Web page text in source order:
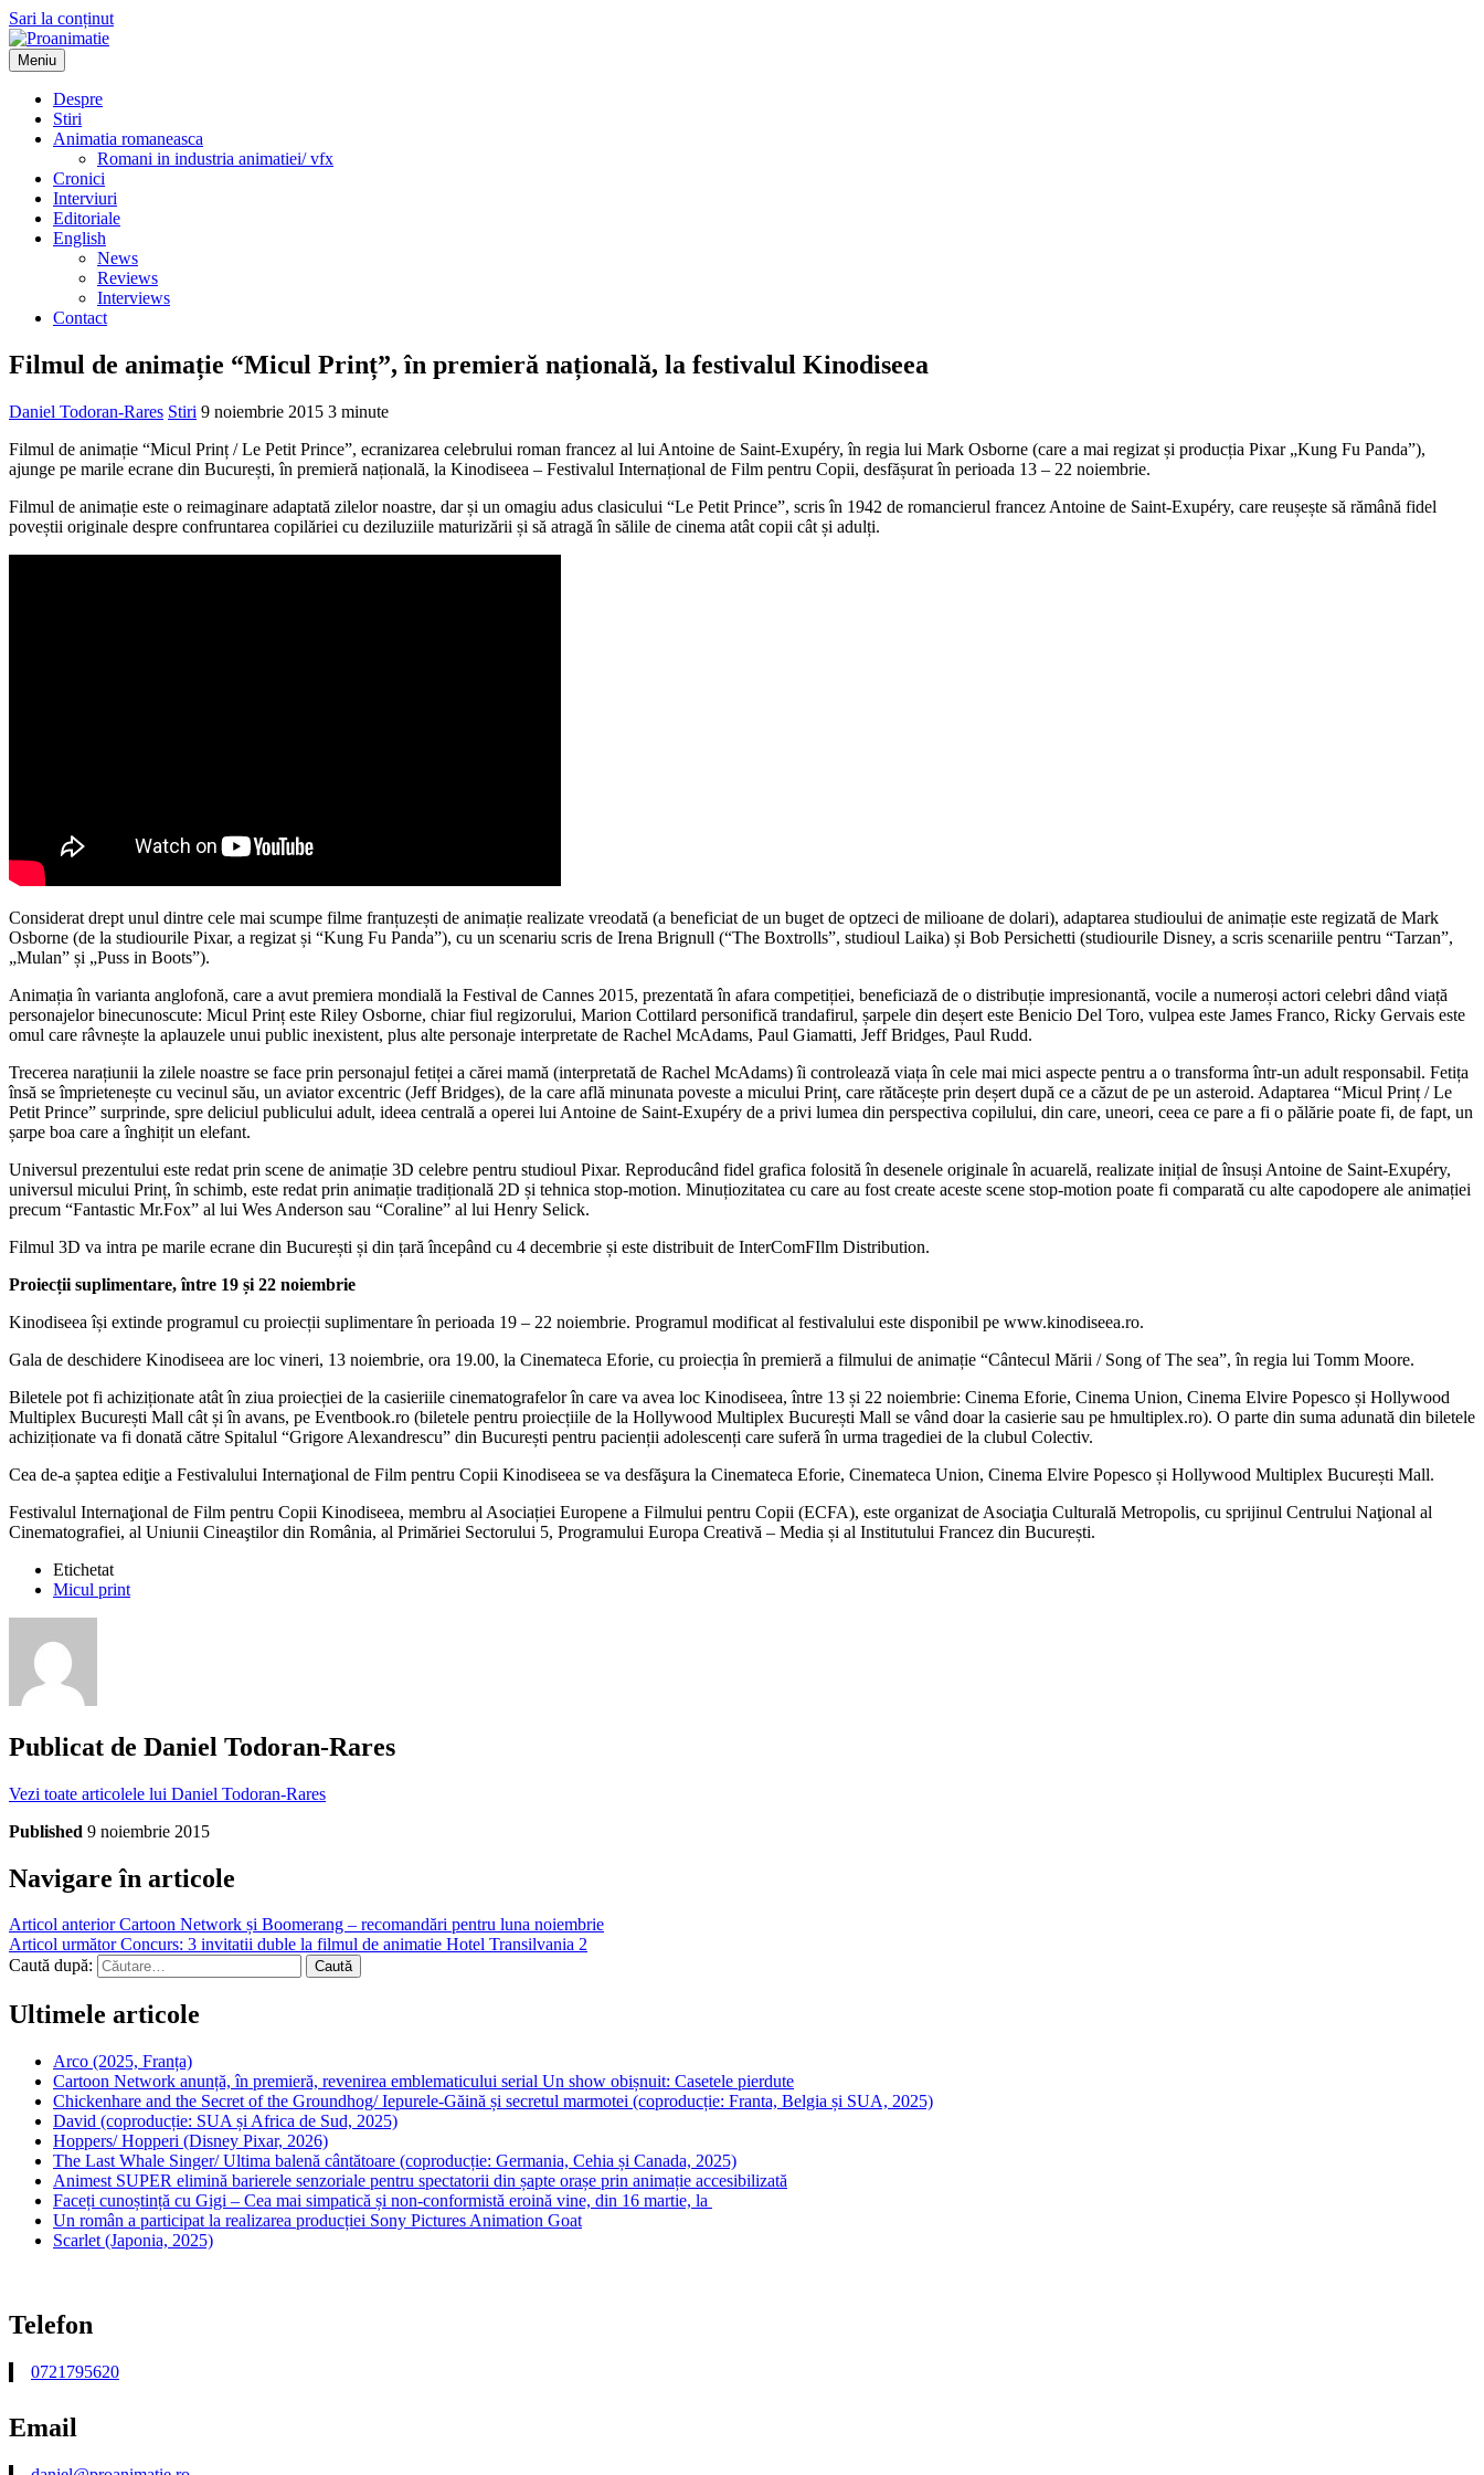
Sari la conținut
Proanimatie
Stiri despre filme de animatie
Meniu
Despre
Stiri
Animatia romaneasca
Romani in industria animatiei/ vfx
Cronici
Interviuri
Editoriale
English
News
Reviews
Interviews
Contact
Filmul de animație “Micul Prinț”, în premieră națională, la festivalul Kinodiseea
Daniel Todoran-Rares Stiri 9 noiembrie 2015 3 minute
Filmul de animație “Micul Prinț / Le Petit Prince”, ecranizarea celebrului roman francez al lui Antoine de Saint-Exupéry, în regia lui Mark Osborne (care a mai regizat și producția Pixar „Kung Fu Panda”),
ajunge pe marile ecrane din București, în premieră națională, la Kinodiseea – Festivalul Internațional de Film pentru Copii, desfășurat în perioada 13 – 22 noiembrie.
Filmul de animație este o reimaginare adaptată zilelor noastre, dar și un omagiu adus clasicului “Le Petit Prince”, scris în 1942 de romancierul francez Antoine de Saint-Exupéry, care reușește să rămână fidel
poveștii originale despre confruntarea copilăriei cu deziluziile maturizării și să atragă în sălile de cinema atât copii cât și adulți.
Considerat drept unul dintre cele mai scumpe filme franțuzești de animație realizate vreodată (a beneficiat de un buget de optzeci de milioane de dolari), adaptarea studioului de animație este regizată de Mark
Osborne (de la studiourile Pixar, a regizat și “Kung Fu Panda”), cu un scenariu scris de Irena Brignull (“The Boxtrolls”, studioul Laika) și Bob Persichetti (studiourile Disney, a scris scenariile pentru “Tarzan”,
„Mulan” și „Puss in Boots”).
Animația în varianta anglofonă, care a avut premiera mondială la Festival de Cannes 2015, prezentată în afara competiției, beneficiază de o distribuție impresionantă, vocile a numeroși actori celebri dând viață
personajelor binecunoscute: Micul Prinț este Riley Osborne, chiar fiul regizorului, Marion Cottilard personifică trandafirul, șarpele din deșert este Benicio Del Toro, vulpea este James Franco, Ricky Gervais este
omul care râvnește la aplauzele unui public inexistent, plus alte personaje interpretate de Rachel McAdams, Paul Giamatti, Jeff Bridges, Paul Rudd.
Trecerea narațiunii la zilele noastre se face prin personajul fetiței a cărei mamă (interpretată de Rachel McAdams) îi controlează viața în cele mai mici aspecte pentru a o transforma într-un adult responsabil. Fetița
însă se împrietenește cu vecinul său, un aviator excentric (Jeff Bridges), de la care află minunata poveste a micului Prinț, care rătăcește prin deșert după ce a căzut de pe un asteroid. Adaptarea “Micul Prinț / Le
Petit Prince” surprinde, spre deliciul publicului adult, ideea centrală a operei lui Antoine de Saint-Exupéry de a privi lumea din perspectiva copilului, din care, uneori, ceea ce pare a fi o pălărie poate fi, de fapt, un
șarpe boa care a înghițit un elefant.
Universul prezentului este redat prin scene de animație 3D celebre pentru studioul Pixar. Reproducând fidel grafica folosită în desenele originale în acuarelă, realizate inițial de însuși Antoine de Saint-Exupéry,
universul micului Prinț, în schimb, este redat prin animație tradițională 2D și tehnica stop-motion. Minuțiozitatea cu care au fost create aceste scene stop-motion poate fi comparată cu alte capodopere ale animației
precum “Fantastic Mr.Fox” al lui Wes Anderson sau “Coraline” al lui Henry Selick.
Filmul 3D va intra pe marile ecrane din București și din țară începând cu 4 decembrie și este distribuit de InterComFIlm Distribution.
Proiecții suplimentare, între 19 și 22 noiembrie
Kinodiseea își extinde programul cu proiecții suplimentare în perioada 19 – 22 noiembrie. Programul modificat al festivalului este disponibil pe www.kinodiseea.ro.
Gala de deschidere Kinodiseea are loc vineri, 13 noiembrie, ora 19.00, la Cinemateca Eforie, cu proiecția în premieră a filmului de animație “Cântecul Mării / Song of The sea”, în regia lui Tomm Moore.
Biletele pot fi achiziționate atât în ziua proiecției de la casieriile cinematografelor în care va avea loc Kinodiseea, între 13 și 22 noiembrie: Cinema Eforie, Cinema Union, Cinema Elvire Popesco și Hollywood
Multiplex București Mall cât și în avans, pe Eventbook.ro (biletele pentru proiecțiile de la Hollywood Multiplex București Mall se vând doar la casierie sau pe hmultiplex.ro). O parte din suma adunată din biletele
achiziționate va fi donată către Spitalul “Grigore Alexandrescu” din București pentru pacienții adolescenți care suferă în urma tragediei de la clubul Colectiv.
Cea de-a șaptea ediţie a Festivalului Internaţional de Film pentru Copii Kinodiseea se va desfăşura la Cinemateca Eforie, Cinemateca Union, Cinema Elvire Popesco și Hollywood Multiplex București Mall.
Festivalul Internaţional de Film pentru Copii Kinodiseea, membru al Asociației Europene a Filmului pentru Copii (ECFA), este organizat de Asociaţia Culturală Metropolis, cu sprijinul Centrului Naţional al
Cinematografiei, al Uniunii Cineaştilor din România, al Primăriei Sectorului 5, Programului Europa Creativă – Media și al Institutului Francez din București.
Etichetat
Micul print
Publicat de Daniel Todoran-Rares
Vezi toate articolele lui Daniel Todoran-Rares
Published 9 noiembrie 2015
Navigare în articole
Articol anteriorCartoon Network și Boomerang – recomandări pentru luna noiembrie
Articol următorConcurs: 3 invitatii duble la filmul de animatie Hotel Transilvania 2
Caută după:
Ultimele articole
Arco (2025, Franța)
Cartoon Network anunță, în premieră, revenirea emblematicului serial Un show obișnuit: Casetele pierdute
Chickenhare and the Secret of the Groundhog/ Iepurele-Găină și secretul marmotei (coproducție: Franta, Belgia și SUA, 2025)
David (coproducție: SUA și Africa de Sud, 2025)
Hoppers/ Hopperi (Disney Pixar, 2026)
The Last Whale Singer/ Ultima balenă cântătoare (coproducție: Germania, Cehia și Canada, 2025)
Animest SUPER elimină barierele senzoriale pentru spectatorii din șapte orașe prin animație accesibilizată
Faceți cunoștință cu Gigi – Cea mai simpatică și non-conformistă eroină vine, din 16 martie, la
Un român a participat la realizarea producției Sony Pictures Animation Goat
Scarlet (Japonia, 2025)
Telefon
0721795620
Email